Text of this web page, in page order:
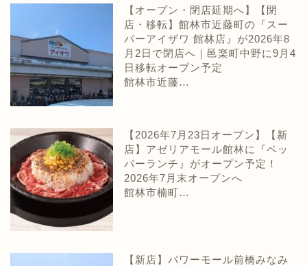
【オープン・閉店延期へ】【閉
店・移転】館林市近藤町の『スー
パーアイザワ 館林店』が2026年8
月2日で閉店へ｜邑楽町中野に9月4
日移転オープン予定
館林市近藤…
【2026年7月23日オープン】【新
店】アゼリアモール館林に『ペッ
パーランチ』がオープン予定！
2026年7月末オープンへ
館林市楠町…
【新店】パワーモール前橋みなみ